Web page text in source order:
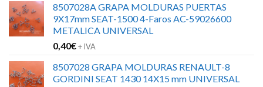
8507028A GRAPA MOLDURAS PUERTAS
9X17mm SEAT-1500 4-Faros AC-59026600
METALICA UNIVERSAL
0,40€+ IVA
8507028 GRAPA MOLDURAS RENAULT-8
GORDINI SEAT 1430 14X15 mm UNIVERSAL